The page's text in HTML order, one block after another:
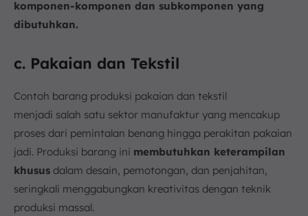
komponen-komponen dan subkomponen yang
dibutuhkan.
c. Pakaian dan Tekstil
Contoh barang produksi pakaian dan tekstil
menjadi salah satu sektor manufaktur yang mencakup
proses dari pemintalan benang hingga perakitan pakaian
jadi. Produksi barang ini membutuhkan keterampilan
khusus dalam desain, pemotongan, dan penjahitan,
seringkali menggabungkan kreativitas dengan teknik
produksi massal.